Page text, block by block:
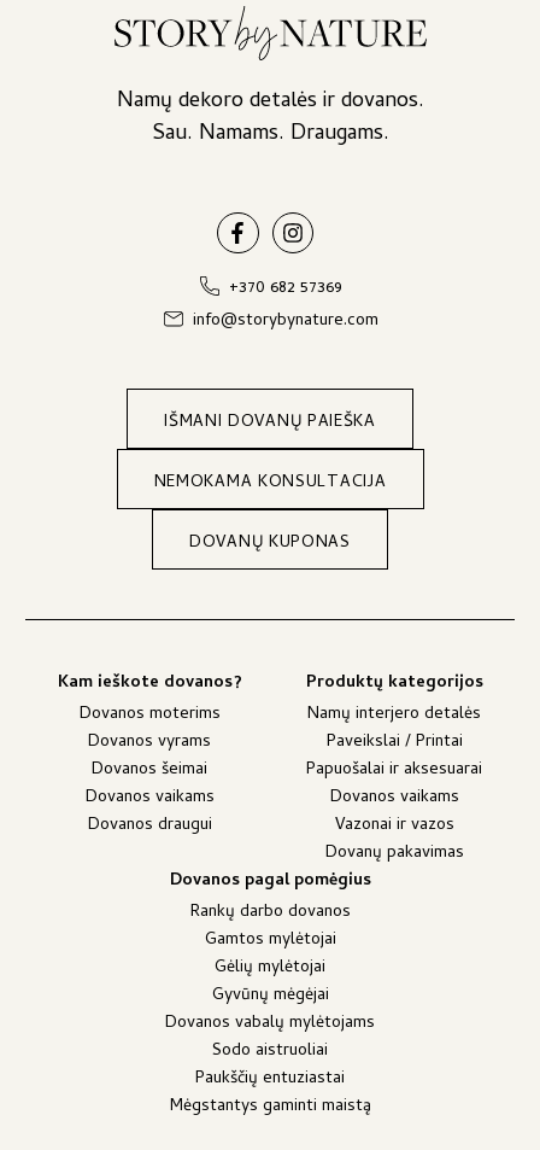
Namų dekoro detalės ir dovanos.
Sau. Namams. Draugams.
+370 682 57369
info@storybynature.com
IŠMANI DOVANŲ PAIEŠKA
NEMOKAMA KONSULTACIJA
DOVANŲ KUPONAS
Kam ieškote dovanos?
Dovanos moterims
Dovanos vyrams
Dovanos šeimai
Dovanos vaikams
Dovanos draugui
Produktų kategorijos
Namų interjero detalės
Paveikslai / Printai
Papuošalai ir aksesuarai
Dovanos vaikams
Vazonai ir vazos
Dovanų pakavimas
Dovanos pagal pomėgius
Rankų darbo dovanos
Gamtos mylėtojai
Gėlių mylėtojai
Gyvūnų mėgėjai
Dovanos vabalų mylėtojams
Sodo aistruoliai
Paukščių entuziastai
Mėgstantys gaminti maistą